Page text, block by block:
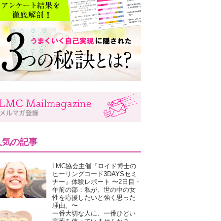
気の記事
LMC協会主催『ロイド博士の
ヒーリングコード3DAYSセミ
ナー』体験レポート 〜2日目・
午前の部：私が、世の中の女
性を応援したいと強く思った
理由。〜
一番大切な人に、一番ひどい